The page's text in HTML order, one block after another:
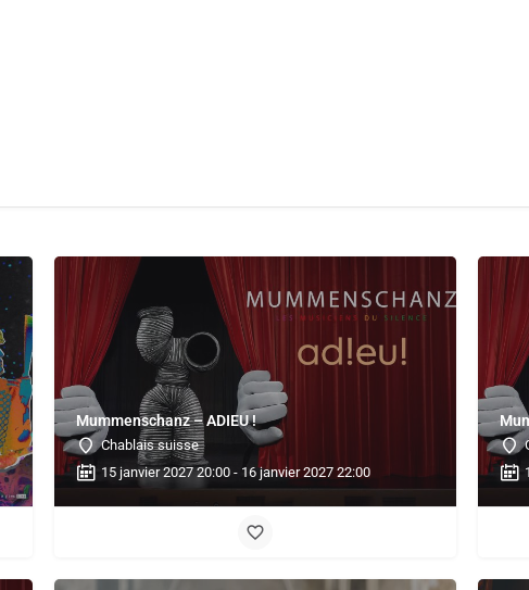
Mummenschanz – ADIEU !
Chablais suisse
15 janvier 2027 20:00 - 16 janvier 2027 22:00